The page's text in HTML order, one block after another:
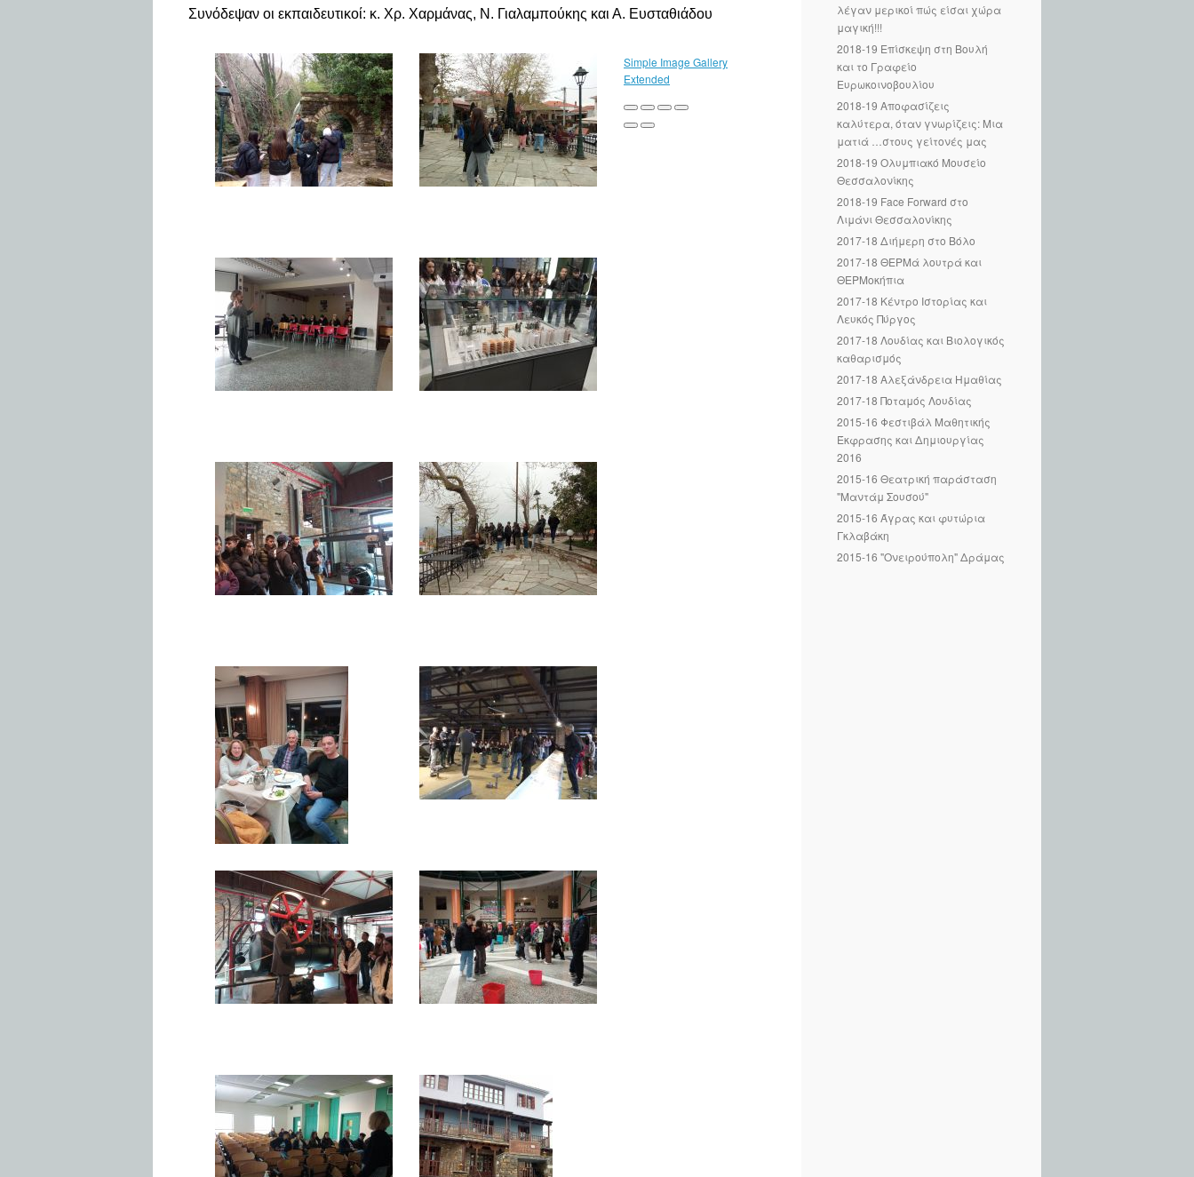
Συνόδεψαν οι εκπαιδευτικοί: κ. Χρ. Χαρμάνας, Ν. Γιαλαμπούκης και Α. Ευσταθιάδου
Simple Image Gallery
Extended
λέγαν μερικοί πώς είσαι χώρα
μαγική!!!
2018-19 Επίσκεψη στη Βουλή
και το Γραφείο
Ευρωκοινοβουλίου
2018-19 Αποφασίζεις
καλύτερα, όταν γνωρίζεις: Μια
ματιά …στους γείτονές μας
2018-19 Ολυμπιακό Μουσείο
Θεσσαλονίκης
2018-19 Face Forward στο
Λιμάνι Θεσσαλονίκης
2017-18 Διήμερη στο Βόλο
2017-18 ΘΕΡΜά λουτρά και
ΘΕΡΜοκήπια
2017-18 Κέντρο Ιστορίας και
Λευκός Πύργος
2017-18 Λουδίας και Βιολογικός
καθαρισμός
2017-18 Αλεξάνδρεια Ημαθίας
2017-18 Ποταμός Λουδίας
2015-16 Φεστιβάλ Μαθητικής
Έκφρασης και Δημιουργίας
2016
2015-16 Θεατρική παράσταση
"Μαντάμ Σουσού"
2015-16 Άγρας και φυτώρια
Γκλαβάκη
2015-16 "Ονειρούπολη" Δράμας